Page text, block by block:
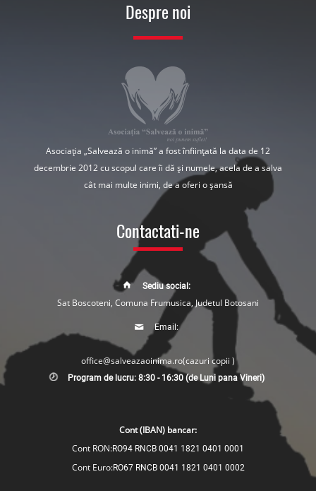
Despre noi
Asociația „Salvează o inimă” a fost înființată la data de 12
decembrie 2012 cu scopul care îi dă și numele, acela de a salva
cât mai multe inimi, de a oferi o șansă
Contactati-ne
Sediu social:
Sat Boscoteni, Comuna Frumusica, Judetul Botosani
Email:
office@salveazaoinima.ro(cazuri copii )
Program de lucru: 8:30 - 16:30 (de Luni pana Vineri)
Cont (IBAN) bancar:
Cont RON:RO94 RNCB 0041 1821 0401 0001
Cont Euro:RO67 RNCB 0041 1821 0401 0002